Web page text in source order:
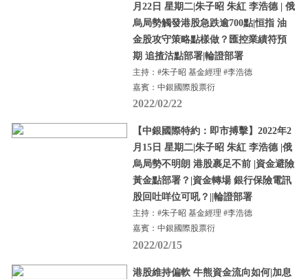
月22日 星期二|朱子昭 朱紅 李浩德 | 俄
烏局勢觸發港股急跌逾700點|恒指 油
金股攻守策略點樣做？匯控業績符預
期 追揸沽點部署|輪證部署
主持：#朱子昭 基金經理 #李浩德
嘉賓：中銀國際股票衍
2022/02/22
【中銀國際特約：即市搏擊】2022年2
月15日 星期二|朱子昭 朱紅 李浩德 |俄
烏局勢不明朗 港股裹足不前 |資金避險
黃金點部署？|資金轉場 銀行保險電訊
股回吐咩位可吼？||輪證部署
主持：#朱子昭 基金經理 #李浩德
嘉賓：中銀國際股票衍
2022/02/15
港股維持偏軟 牛熊資金流向如何|加息